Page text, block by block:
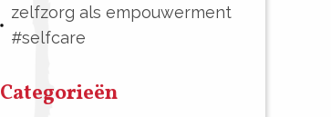
zelfzorg als empouwerment
#selfcare
Categorieën